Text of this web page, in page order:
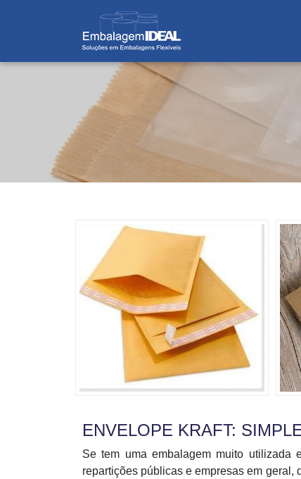
ENVELOPE KRAFT:
Se tem uma embalagem muito utilizada
repartições públicas e empresas em geral,